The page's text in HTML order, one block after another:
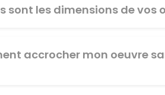
sont les dimensions de vos
accrocher mon oeuvre